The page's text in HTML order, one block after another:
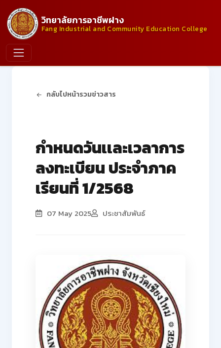
วิทยาลัยการอาชีพฝาง
Fang Industrial and Community Education College
กลับไปหน้ารวมข่าวสาร
กำหนดวันเเละเวลาการ
ลงทะเบียน ประจำภาค
เรียนที่ 1/2568
07 May 2025 ประชาสัมพันธ์